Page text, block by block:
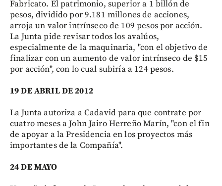
Fabricato. El patrimonio, superior a 1 billón de
pesos, dividido por 9.181 millones de acciones,
arroja un valor intrínseco de 109 pesos por acción.
La Junta pide revisar todos los avalúos,
especialmente de la maquinaria, "con el objetivo de
finalizar con un aumento de valor intrínseco de $15
por acción", con lo cual subiría a 124 pesos.
19 DE ABRIL DE 2012
La Junta autoriza a Cadavid para que contrate por
cuatro meses a John Jairo Herreño Marín, "con el fin
de apoyar a la Presidencia en los proyectos más
importantes de la Compañía".
24 DE MAYO